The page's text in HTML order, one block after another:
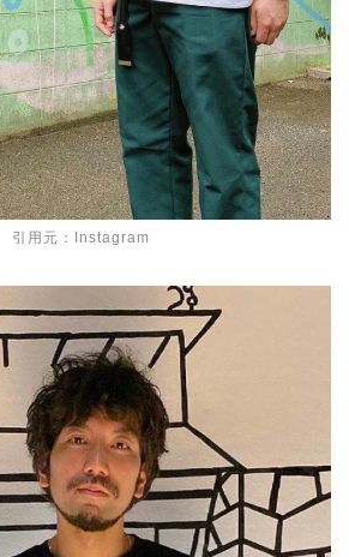
引用元：Instagram